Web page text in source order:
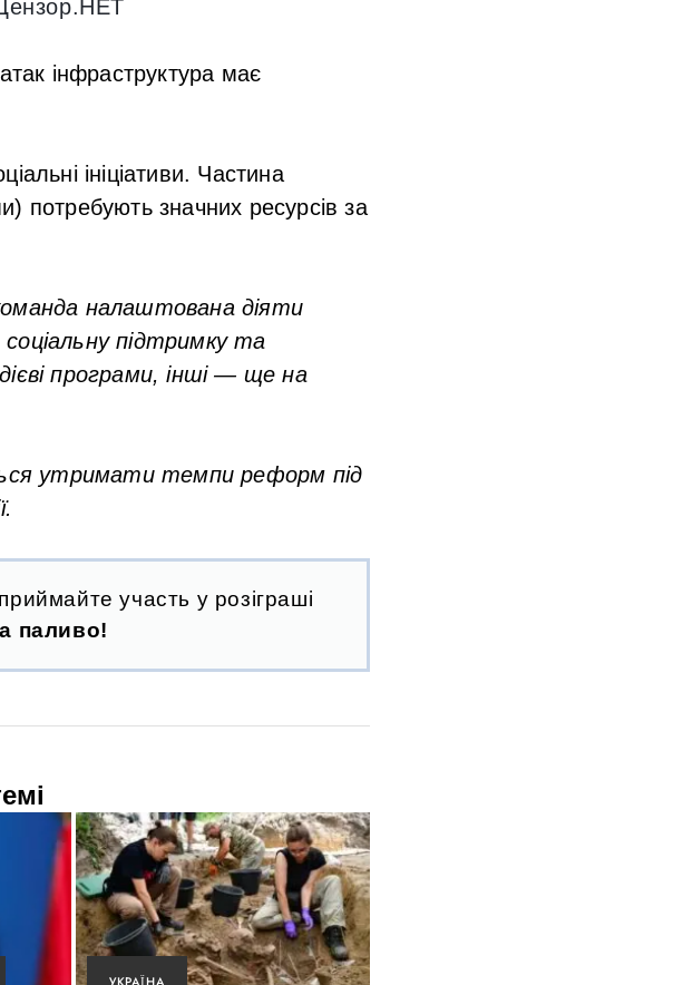
інфраструктура має
ініціативи. Частина
потребують значних ресурсів за
налаштована діяти
підтримку та
програми, інші — ще на
утримати темпи реформ під
участь у розіграші
паливо!